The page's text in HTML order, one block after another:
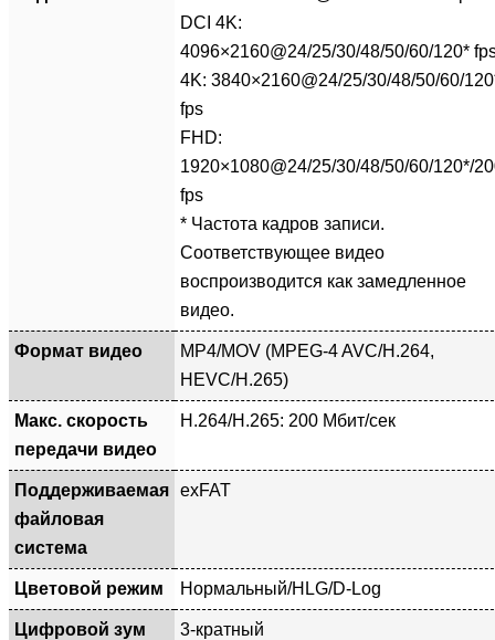
DCI 4K:
4096×2160@24/25/30/48/50/60/120*
4K: 3840×2160@24/25/30/48/50/60/
fps
FHD:
1920×1080@24/25/30/48/50/60/120*/
fps
* Частота кадров записи.
Соответствующее видео
воспроизводится как замедленное
видео.
Формат видео
MP4/MOV (MPEG-4 AVC/H.264,
HEVC/H.265)
Макс. скорость
передачи видео
H.264/H.265: 200 Мбит/сек
Поддерживаемая
файловая
система
exFAT
Цветовой режим Нормальный/HLG/D-Log
Цифровой зум 3-кратный